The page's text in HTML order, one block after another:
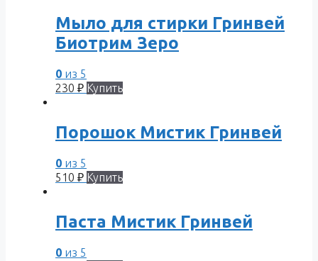
Мыло для стирки Гринвей
Биотрим Зеро
0 из 5
230 ₽ Купить
Порошок Мистик Гринвей
0 из 5
510 ₽ Купить
Паста Мистик Гринвей
0 из 5